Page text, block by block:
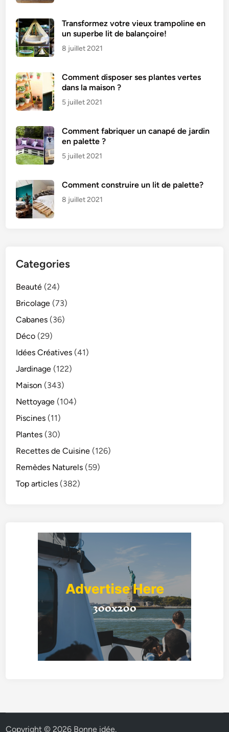
Transformez votre vieux trampoline en
un superbe lit de balançoire!
8 juillet 2021
Comment disposer ses plantes vertes
dans la maison ?
5 juillet 2021
Comment fabriquer un canapé de jardin
en palette ?
5 juillet 2021
Comment construire un lit de palette?
8 juillet 2021
Categories
Beauté (24)
Bricolage (73)
Cabanes (36)
Déco (29)
Idées Créatives (41)
Jardinage (122)
Maison (343)
Nettoyage (104)
Piscines (11)
Plantes (30)
Recettes de Cuisine (126)
Remèdes Naturels (59)
Top articles (382)
Copyright © 2026 Bonne idée.